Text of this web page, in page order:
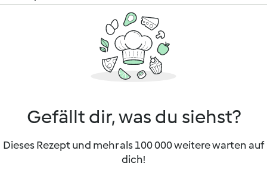
Gefällt dir, was du siehst?
Dieses Rezept und mehr als 100 000 weitere warten auf
dich!